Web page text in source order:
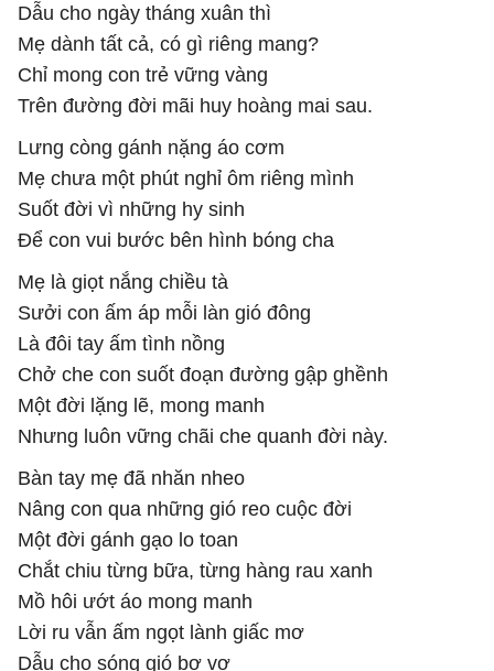
Dẫu cho ngày tháng xuân thì
Mẹ dành tất cả, có gì riêng mang?
Chỉ mong con trẻ vững vàng
Trên đường đời mãi huy hoàng mai sau.
Lưng còng gánh nặng áo cơm
Mẹ chưa một phút nghỉ ôm riêng mình
Suốt đời vì những hy sinh
Để con vui bước bên hình bóng cha
Mẹ là giọt nắng chiều tà
Sưởi con ấm áp mỗi làn gió đông
Là đôi tay ấm tình nồng
Chở che con suốt đoạn đường gập ghềnh
Một đời lặng lẽ, mong manh
Nhưng luôn vững chãi che quanh đời này.
Bàn tay mẹ đã nhăn nheo
Nâng con qua những gió reo cuộc đời
Một đời gánh gạo lo toan
Chắt chiu từng bữa, từng hàng rau xanh
Mồ hôi ướt áo mong manh
Lời ru vẫn ấm ngọt lành giấc mơ
Dẫu cho sóng gió bơ vơ